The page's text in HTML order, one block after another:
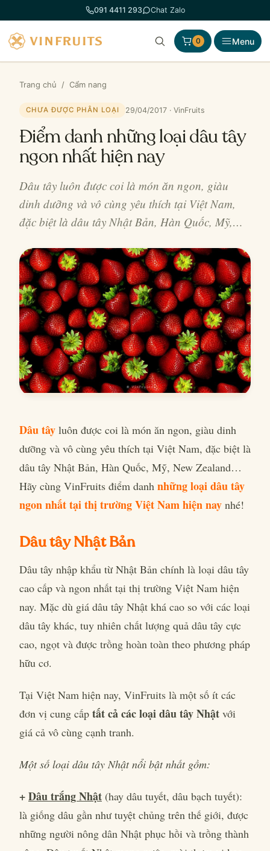
đến
phần
nội
dung
091 4411 293 Chat Zalo
0 Menu
Trang chủ / Cẩm nang
CHƯA ĐƯỢC PHÂN LOẠI 29/04/2017 · VinFruits
Điểm danh những loại dâu tây
ngon nhất hiện nay
Dâu tây luôn được coi là món ăn ngon, giàu
dinh dưỡng và vô cùng yêu thích tại Việt Nam,
đặc biệt là dâu tây Nhật Bản, Hàn Quốc, Mỹ,…
Dâu tây luôn được coi là món ăn ngon, giàu dinh
dưỡng và vô cùng yêu thích tại Việt Nam, đặc biệt là
dâu tây Nhật Bản, Hàn Quốc, Mỹ, New Zealand…
Hãy cùng VinFruits điểm danh những loại dâu tây
ngon nhất tại thị trường Việt Nam hiện nay nhé!
Dâu tây Nhật Bản
Dâu tây nhập khẩu từ Nhật Bản chính là loại dâu tây
cao cấp và ngon nhất tại thị trường Việt Nam hiện
nay. Mặc dù giá dâu tây Nhật khá cao so với các loại
dâu tây khác, tuy nhiên chất lượng quả dâu tây cực
cao, ngọt và được trồng hoàn toàn theo phương pháp
hữu cơ.
Tại Việt Nam hiện nay, VinFruits là một số ít các
đơn vị cung cấp tất cả các loại dâu tây Nhật với
giá cả vô cùng cạnh tranh.
Một số loại dâu tây Nhật nổi bật nhất gồm:
+Dâu trắng Nhật (hay dâu tuyết, dâu bạch tuyết):
là giống dâu gần như tuyệt chủng trên thế giới, được
những người nông dân Nhật phục hồi và trồng thành